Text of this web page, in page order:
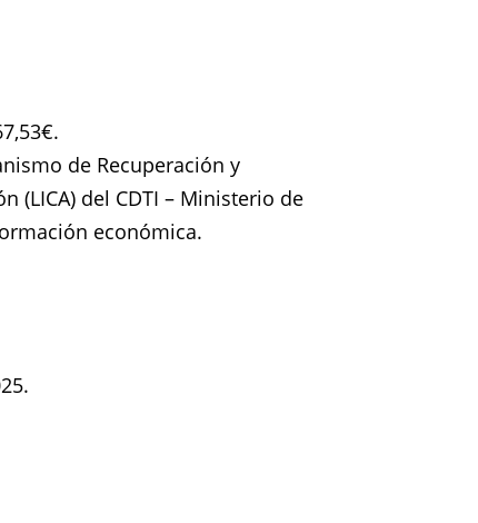
de Recuperación y
(LICA) del CDTI – Ministerio de
económica.